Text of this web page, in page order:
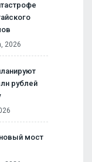
2026
рублей
мост